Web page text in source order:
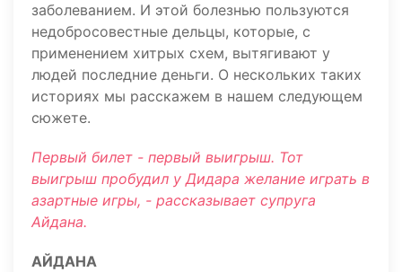
заболеванием. И этой болезнью пользуются
недобросовестные дельцы, которые, с
применением хитрых схем, вытягивают у
людей последние деньги. О нескольких таких
историях мы расскажем в нашем следующем
сюжете.
Первый билет - первый выигрыш. Тот
выигрыш пробудил у Дидара желание играть в
азартные игры, - рассказывает супруга
Айдана.
АЙДАНА